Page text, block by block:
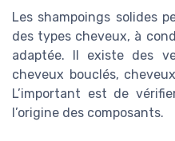
Les shampoings solides
des types cheveux, à
adaptée. Il existe des
cheveux bouclés,
L’important est de
l’origine des composants.